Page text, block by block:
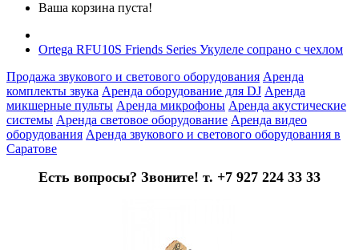
Ваша корзина пуста!
Ortega RFU10S Friends Series Укулеле сопрано с чехлом
Продажа звукового и светового оборудования Аренда
комплекты звука Аренда оборудование для DJ Аренда
микшерные пульты Аренда микрофоны Аренда акустические
системы Аренда световое оборудование Аренда видео
оборудования Аренда звукового и светового оборудования в
Саратове
Есть вопросы? Звоните! т. +7 927 224 33 33